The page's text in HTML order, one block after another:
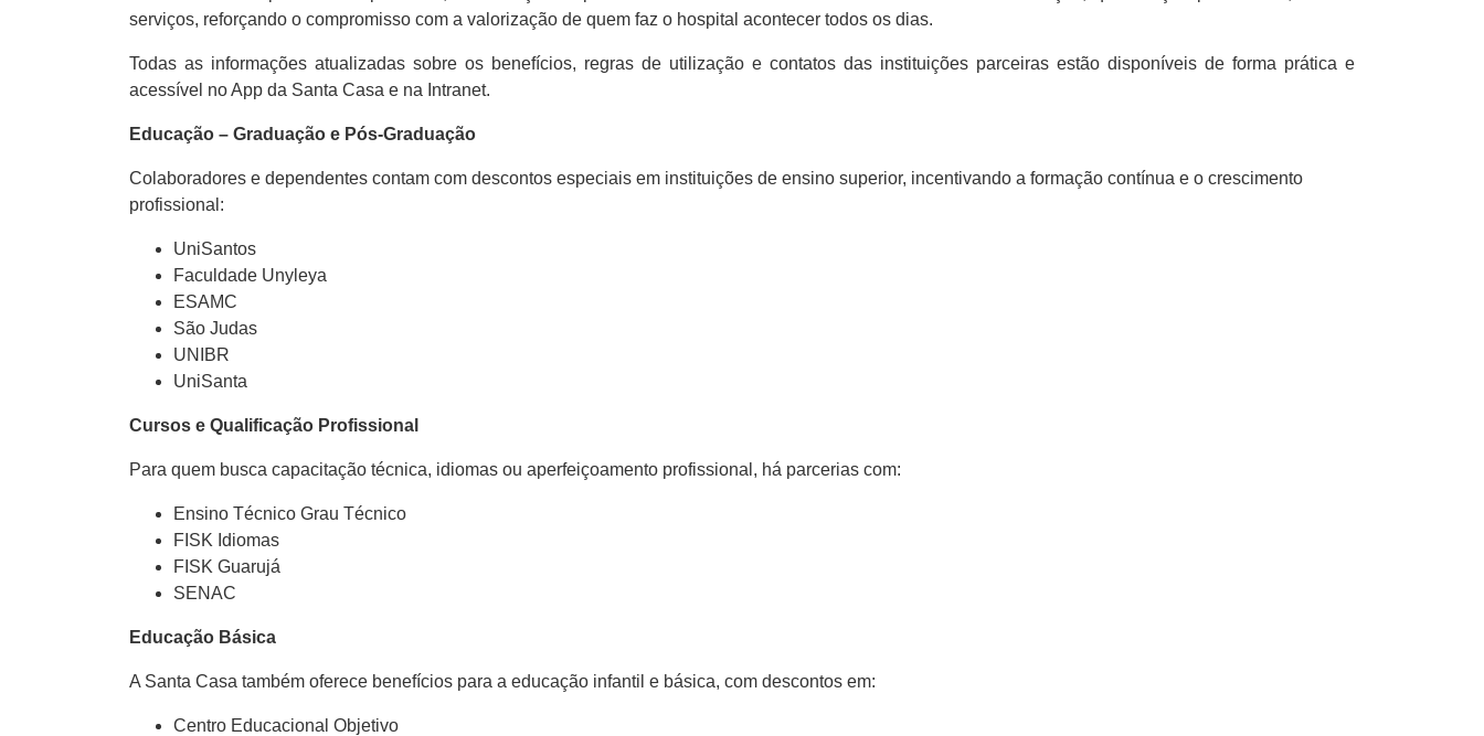
serviços, reforçando o compromisso com a valorização de quem faz o hospital acontecer todos os dias.
Todas as informações atualizadas sobre os benefícios, regras de utilização e contatos das instituições parceiras estão disponíveis de forma prática e
acessível no App da Santa Casa e na Intranet.
Educação – Graduação e Pós-Graduação
Colaboradores e dependentes contam com descontos especiais em instituições de ensino superior, incentivando a formação contínua e o crescimento
profissional:
UniSantos
Faculdade Unyleya
ESAMC
São Judas
UNIBR
UniSanta
Cursos e Qualificação Profissional
Para quem busca capacitação técnica, idiomas ou aperfeiçoamento profissional, há parcerias com:
Ensino Técnico Grau Técnico
FISK Idiomas
FISK Guarujá
SENAC
Educação Básica
A Santa Casa também oferece benefícios para a educação infantil e básica, com descontos em:
Centro Educacional Objetivo